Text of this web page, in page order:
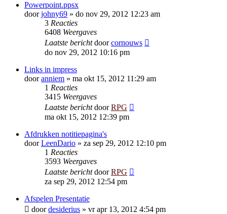
Powerpoint.ppsx
doorjohny69 » do nov 29, 2012 12:23 am
3 Reacties
6408 Weergaves
Laatste berichtdoorcornouws
do nov 29, 2012 10:16 pm
Links in impress
dooranniem » ma okt 15, 2012 11:29 am
1 Reacties
3415 Weergaves
Laatste berichtdoorRPG
ma okt 15, 2012 12:39 pm
Afdrukken notitiepagina's
doorLeenDario » za sep 29, 2012 12:10 pm
1 Reacties
3593 Weergaves
Laatste berichtdoorRPG
za sep 29, 2012 12:54 pm
Afspelen Presentatie
doordesiderius » vr apr 13, 2012 4:54 pm